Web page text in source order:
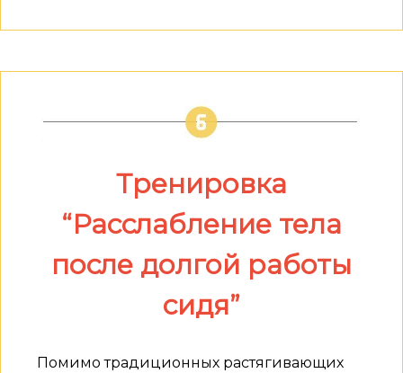
Тренировка
“Расслабление тела
после долгой работы
сидя”
Помимо традиционных растягивающих